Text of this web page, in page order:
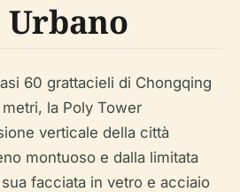
60 grattacieli di Chongqing
la Poly Tower
verticale della città
montuoso e dalla limitata
facciata in vetro e acciaio